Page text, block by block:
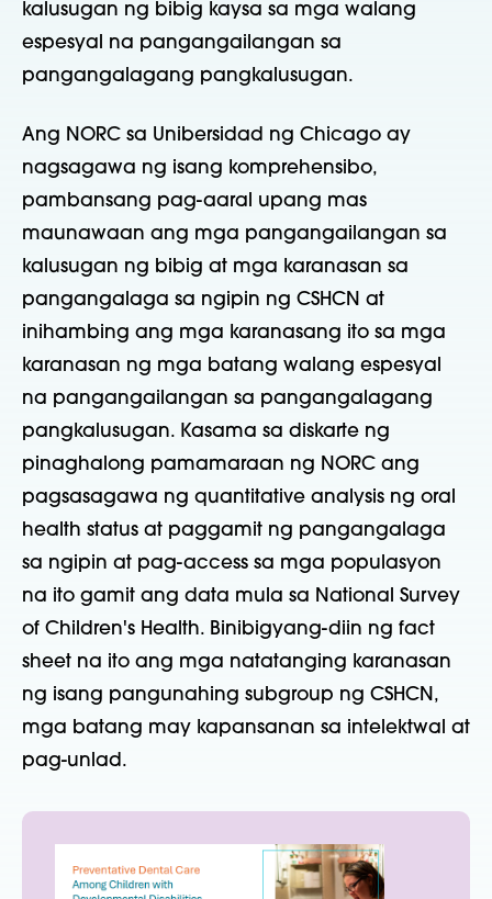
kalusugan ng bibig kaysa sa mga walang
espesyal na pangangailangan sa
pangangalagang pangkalusugan.
Ang NORC sa Unibersidad ng Chicago ay
nagsagawa ng isang komprehensibo,
pambansang pag-aaral upang mas
maunawaan ang mga pangangailangan sa
kalusugan ng bibig at mga karanasan sa
pangangalaga sa ngipin ng CSHCN at
inihambing ang mga karanasang ito sa mga
karanasan ng mga batang walang espesyal
na pangangailangan sa pangangalagang
pangkalusugan. Kasama sa diskarte ng
pinaghalong pamamaraan ng NORC ang
pagsasagawa ng quantitative analysis ng oral
health status at paggamit ng pangangalaga
sa ngipin at pag-access sa mga populasyon
na ito gamit ang data mula sa National Survey
of Children's Health. Binibigyang-diin ng fact
sheet na ito ang mga natatanging karanasan
ng isang pangunahing subgroup ng CSHCN,
mga batang may kapansanan sa intelektwal at
pag-unlad.